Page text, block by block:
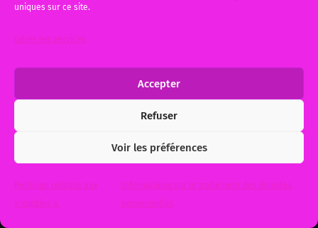
uniques sur ce site.
Gérer les services
Accepter
Refuser
Voir les préférences
Politique relative aux
« cookies ».
Informations sur le traitement des données
personnelles